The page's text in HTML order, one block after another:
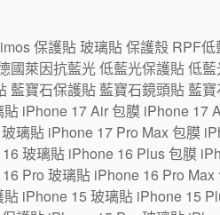
保護貼 玻璃貼 保護殼 RPF
國萊因抗藍光 低藍光保護貼 低
藍寶石保護貼 藍寶石鏡頭貼 藍
iPhone 17 Air 包膜 iPhone 17
璃貼 iPhone 17 Pro Max 包膜
玻璃貼 iPhone 16 Plus 包膜
Pro 玻璃貼 iPhone 16 Pro
iPhone 15 玻璃貼 iPhone 15